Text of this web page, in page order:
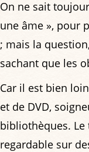
On ne sait
une âme », pour
; mais la
sachant que les
Car il est bien
et de DVD,
bibliothèques.
regardable sur